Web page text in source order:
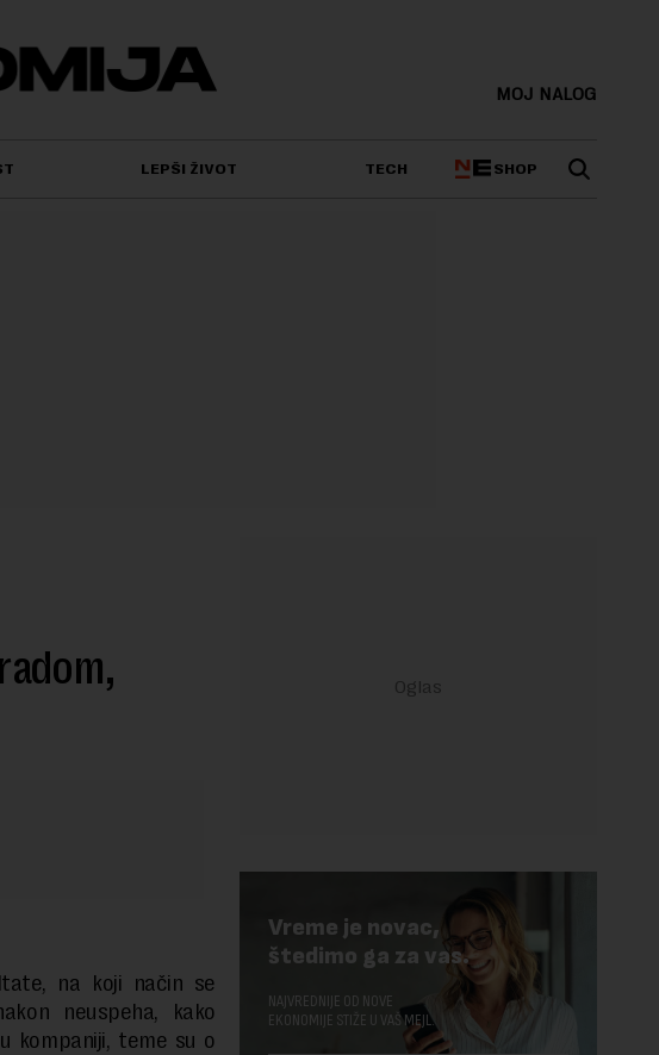
MOJ NALOG
LEPŠI ŽIVOT TECH SHOP
na koji način se
neuspeha, kako
kompaniji, teme su o
Vreme je novac,
štedimo ga za vas.
NAJVREDNIJE OD NOVE
EKONOMIJE STIŽE U VAŠ MEJL.